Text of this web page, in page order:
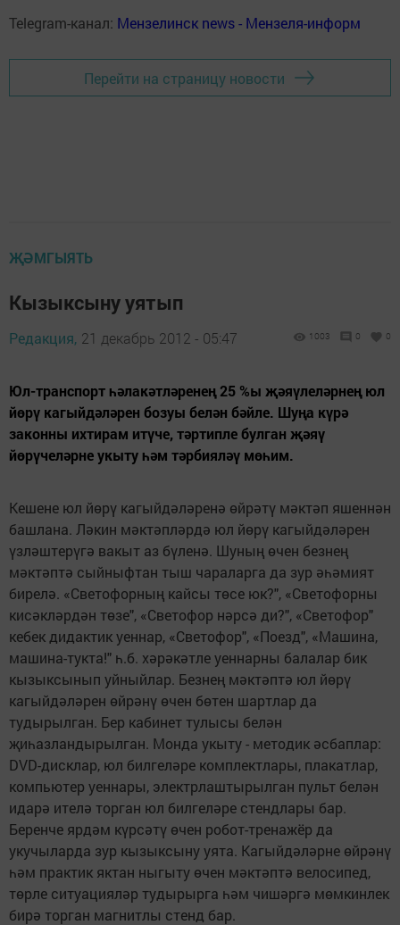
Telegram-канал: Мензелинск news - Мензеля-информ
Перейти на страницу новости
ҖӘМГЫЯТЬ
Кызыксыну уятып
Редакция, 21 декабрь 2012 - 05:47 1003 0 0
Юл-транспорт һәлакәтләренең 25 %ы җәяүлеләрнең юл
йөрү кагыйдәләрен бозуы белән бәйле. Шуңа күрә
законны ихтирам итүче, тәртипле булган җәяү
йөрүчеләрне укыту һәм тәрбияләү мөһим.
Кешене юл йөрү кагыйдәләренә өйрәтү мәктәп яшеннән
башлана. Ләкин мәктәпләрдә юл йөрү кагыйдәләрен
үзләштерүгә вакыт аз бүленә. Шуның өчен безнең
мәктәптә сыйныфтан тыш чараларга да зур әһәмият
бирелә. «Светофорның кайсы төсе юк?", «Светофорны
кисәкләрдән төзе", «Светофор нәрсә ди?", «Светофор"
кебек дидактик уеннар, «Светофор", «Поезд", «Машина,
машина-тукта!" һ.б. хәрәкәтле уеннарны балалар бик
кызыксынып уйныйлар. Безнең мәктәптә юл йөрү
кагыйдәләрен өйрәнү өчен бөтен шартлар да
тудырылган. Бер кабинет тулысы белән
җиһазландырылган. Монда укыту - методик әсбаплар:
DVD-дисклар, юл билгеләре комплектлары, плакатлар,
компьютер уеннары, электрлаштырылган пульт белән
идарә ителә торган юл билгеләре стендлары бар.
Беренче ярдәм күрсәтү өчен робот-тренажёр да
укучыларда зур кызыксыну уята. Кагыйдәләрне өйрәнү
һәм практик яктан ныгыту өчен мәктәптә велосипед,
төрле ситуацияләр тудырырга һәм чишәргә мөмкинлек
бирә торган магнитлы стенд бар.